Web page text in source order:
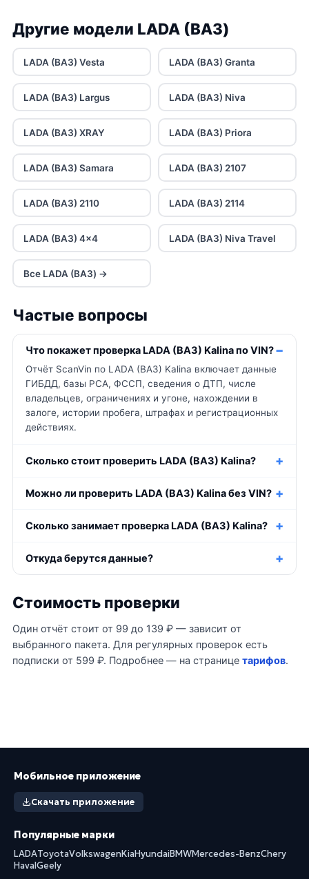
Другие модели LADA (ВАЗ)
LADA (ВАЗ) Vesta LADA (ВАЗ) Granta
LADA (ВАЗ) Largus LADA (ВАЗ) Niva
LADA (ВАЗ) XRAY LADA (ВАЗ) Priora
LADA (ВАЗ) Samara LADA (ВАЗ) 2107
LADA (ВАЗ) 2110 LADA (ВАЗ) 2114
LADA (ВАЗ) 4x4 LADA (ВАЗ) Niva Travel
Все LADA (ВАЗ) →
Частые вопросы
Что покажет проверка LADA (ВАЗ) Kalina по VIN?
Отчёт ScanVin по LADA (ВАЗ) Kalina включает данные
ГИБДД, базы РСА, ФССП, сведения о ДТП, числе
владельцев, ограничениях и угоне, нахождении в
залоге, истории пробега, штрафах и регистрационных
действиях.
Сколько стоит проверить LADA (ВАЗ) Kalina?
Можно ли проверить LADA (ВАЗ) Kalina без VIN?
Сколько занимает проверка LADA (ВАЗ) Kalina?
Откуда берутся данные?
Стоимость проверки
Один отчёт стоит от 99 до 139 ₽ — зависит от
выбранного пакета. Для регулярных проверок есть
подписки от 599 ₽. Подробнее — на странице тарифов.
Мобильное приложение
Скачать приложение
Популярные марки
LADAToyotaVolkswagenKiaHyundaiBMWMercedes-BenzChery
HavalGeely